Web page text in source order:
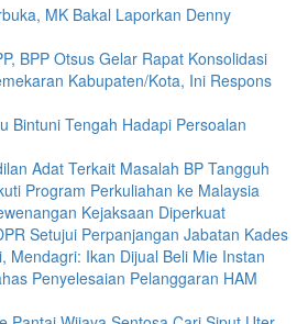
MK Bakal Laporkan Denny
BPP Otsus Gelar Rapat Konsolidasi
Kabupaten/Kota, Ini Respons
Bintuni Tengah Hadapi Persoalan
Adat Terkait Masalah BP Tangguh
Program Perkuliahan ke Malaysia
Kejaksaan Diperkuat
Setujui Perpanjangan Jabatan Kades
Mendagri: Ikan Dijual Beli Mie Instan
Penyelesaian Pelanggaran HAM